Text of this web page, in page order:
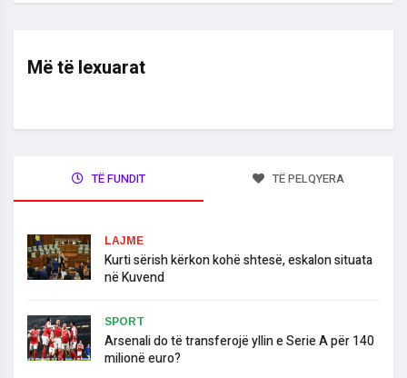
Më të lexuarat
TË FUNDIT TË PELQYERA
LAJME
​Kurti sërish kërkon kohë shtesë, eskalon situata
në Kuvend
SPORT
Arsenali do të transferojë yllin e Serie A për 140
milionë euro?